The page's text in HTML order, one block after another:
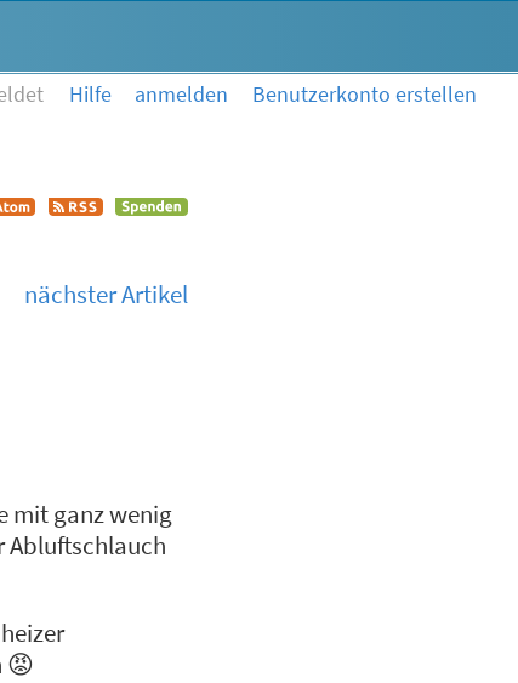
Hilfe anmelden Benutzerkonto erstellen
nächster Artikel
mit ganz wenig
Abluftschlauch
😡